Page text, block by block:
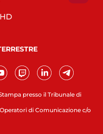
presso il Tribunale di
di Comunicazione c/o